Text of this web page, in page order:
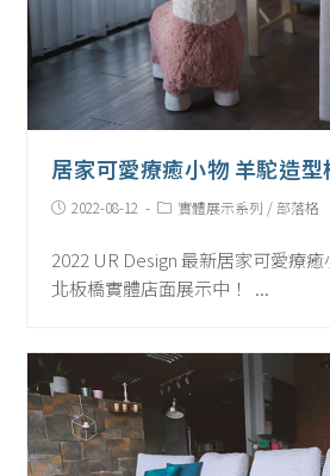
居家可愛療癒小物 羊駝造型
Post2022-08-12
Post實體展示系列 / 部落格
2022 UR Design 最新居家可愛療
北板橋實體店面展示中！ ...